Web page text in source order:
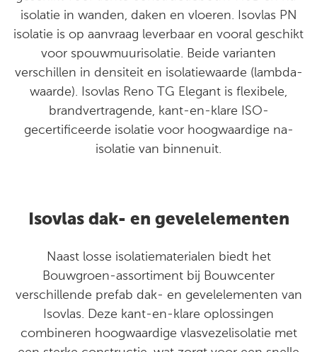
isolatie in wanden, daken en vloeren. Isovlas PN
isolatie is op aanvraag leverbaar en vooral geschikt
voor spouwmuurisolatie. Beide varianten
verschillen in densiteit en isolatiewaarde (lambda-
waarde). Isovlas Reno TG Elegant is flexibele,
brandvertragende, kant-en-klare ISO-
gecertificeerde isolatie voor hoogwaardige na-
isolatie van binnenuit.
Isovlas dak- en gevelelementen
Naast losse isolatiematerialen biedt het
Bouwgroen-assortiment bij Bouwcenter
verschillende prefab dak- en gevelelementen van
Isovlas. Deze kant-en-klare oplossingen
combineren hoogwaardige vlasvezelisolatie met